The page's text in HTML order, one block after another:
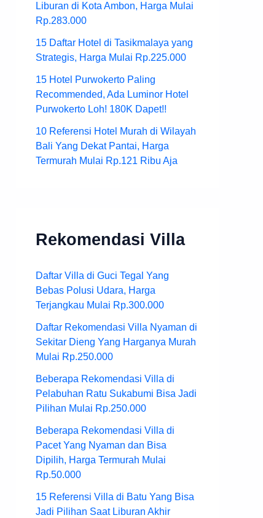
Liburan di Kota Ambon, Harga Mulai
Rp.283.000
15 Daftar Hotel di Tasikmalaya yang
Strategis, Harga Mulai Rp.225.000
15 Hotel Purwokerto Paling
Recommended, Ada Luminor Hotel
Purwokerto Loh! 180K Dapet!!
10 Referensi Hotel Murah di Wilayah
Bali Yang Dekat Pantai, Harga
Termurah Mulai Rp.121 Ribu Aja
Rekomendasi Villa
Daftar Villa di Guci Tegal Yang
Bebas Polusi Udara, Harga
Terjangkau Mulai Rp.300.000
Daftar Rekomendasi Villa Nyaman di
Sekitar Dieng Yang Harganya Murah
Mulai Rp.250.000
Beberapa Rekomendasi Villa di
Pelabuhan Ratu Sukabumi Bisa Jadi
Pilihan Mulai Rp.250.000
Beberapa Rekomendasi Villa di
Pacet Yang Nyaman dan Bisa
Dipilih, Harga Termurah Mulai
Rp.50.000
15 Referensi Villa di Batu Yang Bisa
Jadi Pilihan Saat Liburan Akhir